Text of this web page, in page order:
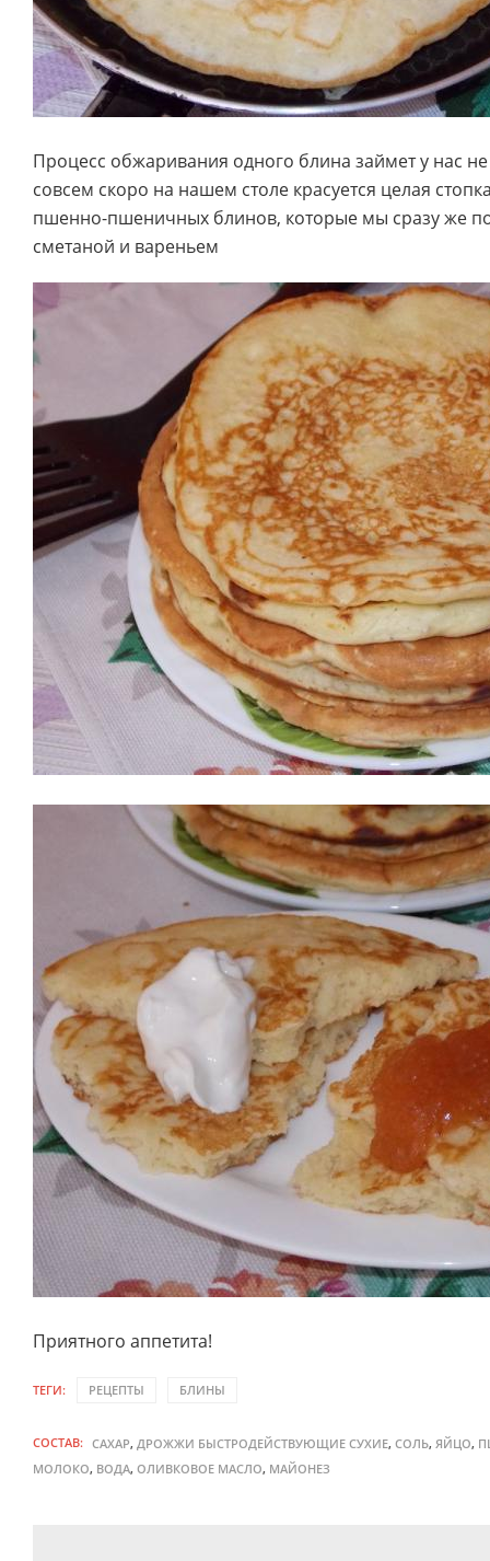
Процесс обжаривания одного блина займет у нас
совсем скоро на нашем столе красуется целая
пшенно-пшеничных блинов, которые мы сразу же
сметаной и вареньем
Приятного аппетита!
ТЕГИ: РЕЦЕПТЫ БЛИНЫ
СОСТАВ: САХАР, ДРОЖЖИ БЫСТРОДЕЙСТВУЮЩИЕ СУХИЕ, СОЛЬ, ЯЙЦО,
МОЛОКО, ВОДА, ОЛИВКОВОЕ МАСЛО, МАЙОНЕЗ